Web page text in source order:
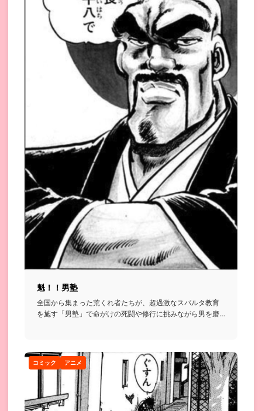
魁！！男塾
全国から集まった荒くれ者たちが、超過激なスパルタ教育
を施す「男塾」で命がけの死闘や修行に挑みながら男を磨
コミック アニメ